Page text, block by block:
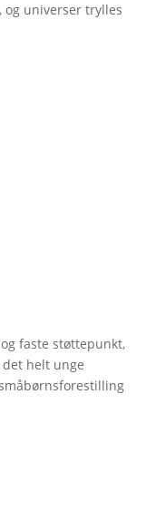
universer trylles
faste støttepunkt,
helt unge